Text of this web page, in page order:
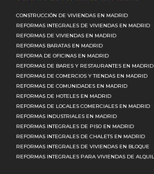
CONSTRUCCIÓN DE VIVIENDAS EN MADRID
REFORMAS INTEGRALES DE VIVIENDAS EN MADRID
REFORMAS DE VIVIENDAS EN MADRID
REFORMAS BARATAS EN MADRID
REFORMA DE OFICINAS EN MADRID
REFORMAS DE BARES Y RESTAURANTES EN MADRID
REFORMAS DE COMERCIOS Y TIENDAS EN MADRID
REFORMAS DE COMUNIDADES EN MADRID
REFORMAS DE HOTELES EN MADRID
REFORMAS DE LOCALES COMERCIALES EN MADRID
REFORMAS INDUSTRIALES EN MADRID
REFORMAS INTEGRALES DE PISO EN MADRID
REFORMAS INTEGRALES DE CHALETS EN MADRID
REFORMAS INTEGRALES DE VIVIENDAS EN BLOQUE
REFORMAS INTEGRALES PARA VIVIENDAS DE